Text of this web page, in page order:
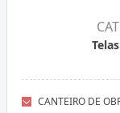
CANTEIRO DE